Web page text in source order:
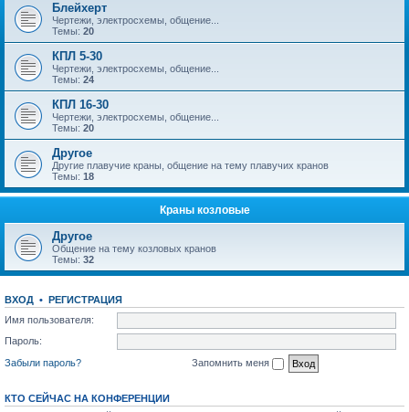
Блейхерт
Чертежи, электросхемы, общение...
Темы: 20
КПЛ 5-30
Чертежи, электросхемы, общение...
Темы: 24
КПЛ 16-30
Чертежи, электросхемы, общение...
Темы: 20
Другое
Другие плавучие краны, общение на тему плавучих кранов
Темы: 18
Краны козловые
Другое
Общение на тему козловых кранов
Темы: 32
ВХОД • РЕГИСТРАЦИЯ
Имя пользователя:
Пароль:
Забыли пароль?
Запомнить меня
КТО СЕЙЧАС НА КОНФЕРЕНЦИИ